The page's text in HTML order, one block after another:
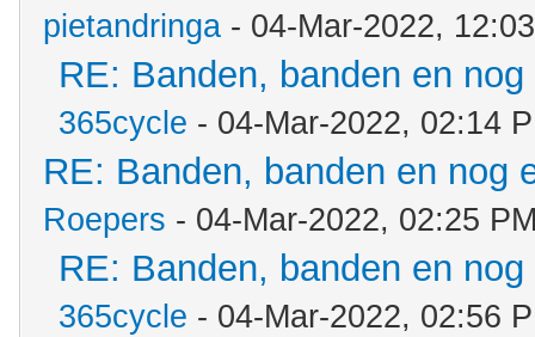
pietandringa - 04-Mar-2022,
RE: Banden, banden en
365cycle - 04-Mar-2022, 02:14
RE: Banden, banden en nog
Roepers - 04-Mar-2022, 02:25
RE: Banden, banden en
365cycle - 04-Mar-2022, 02:56